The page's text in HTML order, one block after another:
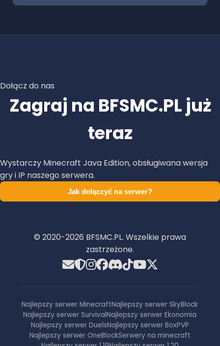
Dołącz do nas
Zagraj na BFSMC.PL już
teraz
Wystarczy Minecraft Java Edition, obsługiwana wersja
gry i IP naszego serwera.
Jak dołączyć na serwer?
© 2020-2026 BFSMC.PL. Wszelkie prawa
zastrzeżone.
Najlepszy serwer MinecraftNajlepszy serwer SkyBlock
Najlepszy serwer SurvivalNajlepszy serwer Ekonomia
Najlepszy serwer DuelsNajlepszy serwer BoxPVP
Najlepszy serwer OneBlockSerwery na minecraft